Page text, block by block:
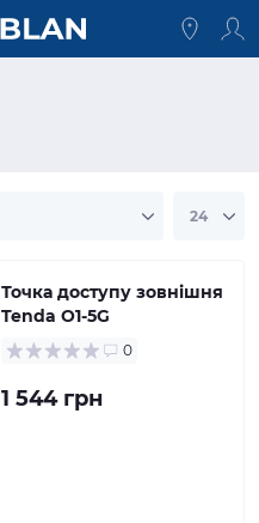
Точка доступу зовнішня
Tenda O1-5G
0
1 544 грн